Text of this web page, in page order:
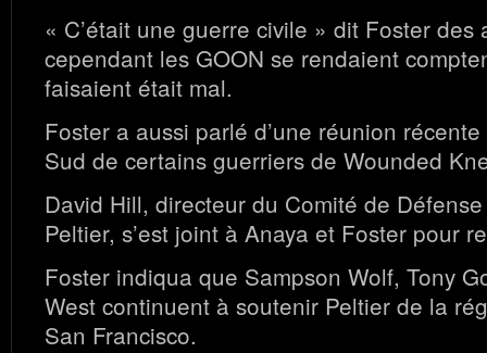
« C’était une guerre civile » dit Foster des
cependant les GOON se rendaient
faisaient était mal.
Foster a aussi parlé d’une réunion
Sud de certains guerriers de Wounded
David Hill, directeur du Comité de
Peltier, s’est joint à Anaya et Foster pour
Foster indiqua que Sampson Wolf, Tony
West continuent à soutenir Peltier de la
San Francisco.